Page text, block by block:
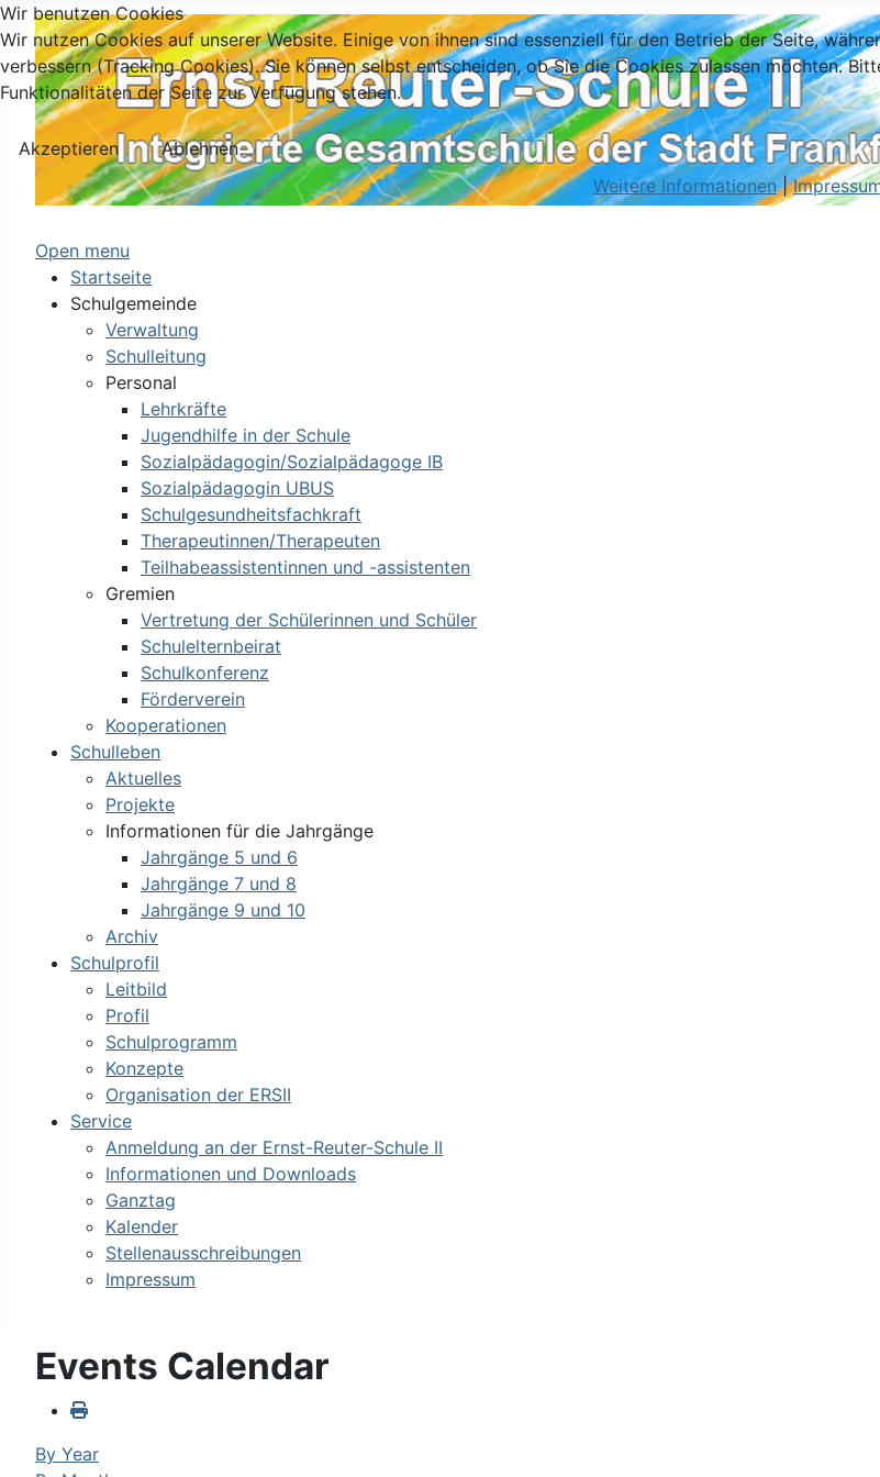
Open menu
Startseite
Schulgemeinde
Verwaltung
Schulleitung
Personal
Lehrkräfte
Jugendhilfe in der Schule
Sozialpädagogin/Sozialpädagoge IB
Sozialpädagogin UBUS
Schulgesundheitsfachkraft
Therapeutinnen/Therapeuten
Teilhabeassistentinnen und -assistenten
Gremien
Vertretung der Schülerinnen und Schüler
Schulelternbeirat
Schulkonferenz
Förderverein
Kooperationen
Schulleben
Aktuelles
Projekte
Informationen für die Jahrgänge
Jahrgänge 5 und 6
Jahrgänge 7 und 8
Jahrgänge 9 und 10
Archiv
Schulprofil
Leitbild
Profil
Schulprogramm
Konzepte
Organisation der ERSII
Service
Anmeldung an der Ernst-Reuter-Schule II
Informationen und Downloads
Ganztag
Kalender
Stellenausschreibungen
Impressum
Events Calendar
By Year
Wir benutzen Cookies
Wir nutzen Cookies auf unserer Website. Einige von ihnen sind essenziell für den Betrieb der Seite,
verbessern (Tracking Cookies). Sie können selbst entscheiden, ob Sie die Cookies zulassen möchten.
Funktionalitäten der Seite zur Verfügung stehen.
Akzeptieren
Ablehnen
Weitere Informationen|